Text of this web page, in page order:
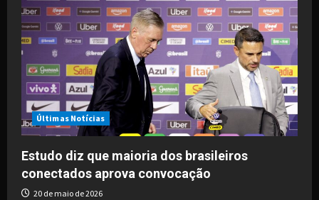
Últimas Notícias
Estudo diz que maioria dos brasileiros
conectados aprova convocação
20 de maio de 2026